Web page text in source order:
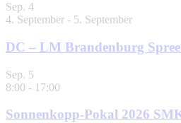
Sep. 4
4. September - 5. September
DC – LM Brandenburg
Sep. 5
8:00 - 17:00
Sonnenkopp-Pokal 2026